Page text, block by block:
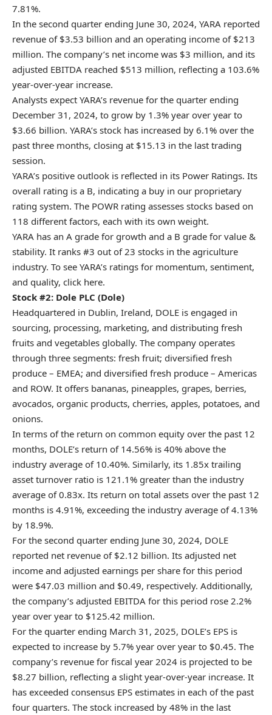
7.81%.
In the second quarter ending June 30, 2024, YARA reported
revenue of $3.53 billion and an operating income of $213
million. The company’s net income was $3 million, and its
adjusted EBITDA reached $513 million, reflecting a 103.6%
year-over-year increase.
Analysts expect YARA’s revenue for the quarter ending
December 31, 2024, to grow by 1.3% year over year to
$3.66 billion. YARA’s stock has increased by 6.1% over the
past three months, closing at $15.13 in the last trading
session.
YARA’s positive outlook is reflected in its Power Ratings. Its
overall rating is a B, indicating a buy in our proprietary
rating system. The POWR rating assesses stocks based on
118 different factors, each with its own weight.
YARA has an A grade for growth and a B grade for value &
stability. It ranks #3 out of 23 stocks in the agriculture
industry. To see YARA’s ratings for momentum, sentiment,
and quality, click here.
Stock #2: Dole PLC (Dole)
Headquartered in Dublin, Ireland, DOLE is engaged in
sourcing, processing, marketing, and distributing fresh
fruits and vegetables globally. The company operates
through three segments: fresh fruit; diversified fresh
produce – EMEA; and diversified fresh produce – Americas
and ROW. It offers bananas, pineapples, grapes, berries,
avocados, organic products, cherries, apples, potatoes, and
onions.
In terms of the return on common equity over the past 12
months, DOLE’s return of 14.56% is 40% above the
industry average of 10.40%. Similarly, its 1.85x trailing
asset turnover ratio is 121.1% greater than the industry
average of 0.83x. Its return on total assets over the past 12
months is 4.91%, exceeding the industry average of 4.13%
by 18.9%.
For the second quarter ending June 30, 2024, DOLE
reported net revenue of $2.12 billion. Its adjusted net
income and adjusted earnings per share for this period
were $47.03 million and $0.49, respectively. Additionally,
the company’s adjusted EBITDA for this period rose 2.2%
year over year to $125.42 million.
For the quarter ending March 31, 2025, DOLE’s EPS is
expected to increase by 5.7% year over year to $0.45. The
company’s revenue for fiscal year 2024 is projected to be
$8.27 billion, reflecting a slight year-over-year increase. It
has exceeded consensus EPS estimates in each of the past
four quarters. The stock increased by 48% in the last